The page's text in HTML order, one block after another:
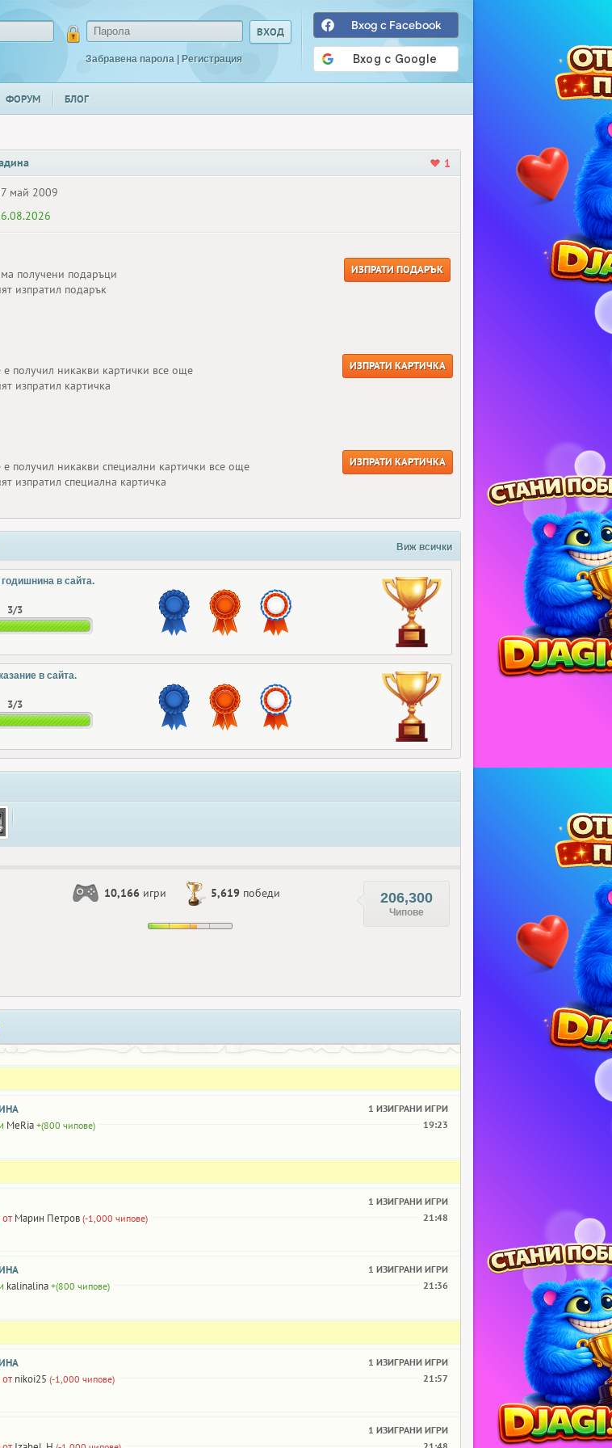
Забравена парола | Регистрация
Вход с Facebook
ФОРУМ БЛОГ
1
май 2009
получени подаръци
изпратил подарък
ИЗПРАТИ ПОДАРЪК
получил никакви картички все още
изпратил картичка
ИЗПРАТИ КАРТИЧКА
получил никакви специални картички все още
изпратил специална картичка
ИЗПРАТИ КАРТИЧКА
Виж всички
в сайта.
3/3
в сайта.
3/3
10,166 игри 5,619 победи 206,300
Чипове
1 ИЗИГРАНИ ИГРИ
MeRia +(800 чипове) 19:23
1 ИЗИГРАНИ ИГРИ
от Марин Петров (-1,000 чипове) 21:48
1 ИЗИГРАНИ ИГРИ
kalinalina +(800 чипове) 21:36
1 ИЗИГРАНИ ИГРИ
от nikoi25 (-1,000 чипове) 21:57
1 ИЗИГРАНИ ИГРИ